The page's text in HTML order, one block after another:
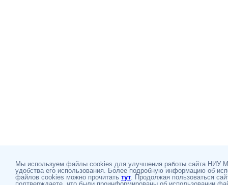
Мы используем файлы cookies для улучшения работы сайта НИУ
удобства его использования. Более подробную информацию об
файлов cookies можно прочитать тут. Продолжая пользоваться